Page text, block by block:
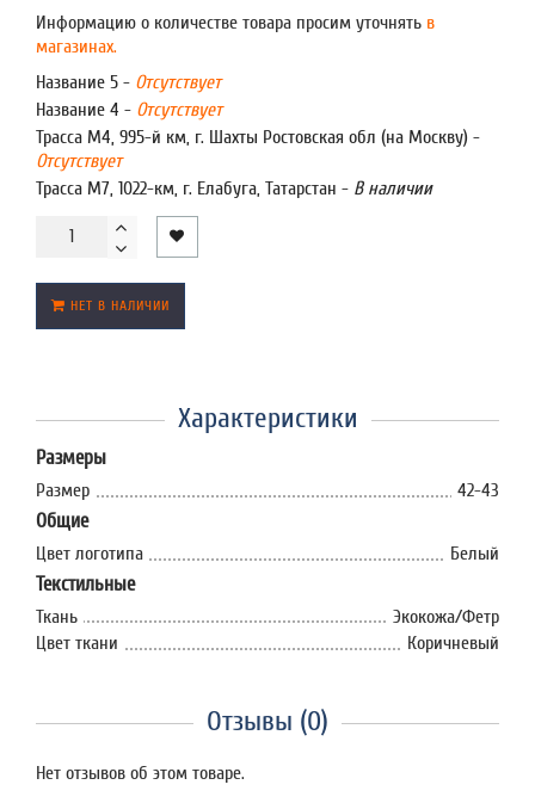
Информацию о количестве товара просим уточнять в
магазинах.
Название 5 - Отсутствует
Название 4 - Отсутствует
Трасса М4, 995-й км, г. Шахты Ростовская обл (на Москву) -
Отсутствует
Трасса М7, 1022-км, г. Елабуга, Татарстан - В наличии
НЕТ В НАЛИЧИИ
Характеристики
Размеры
Размер 42-43
Общие
Цвет логотипа Белый
Текстильные
Ткань
Экокожа/Фетр
Цвет ткани
Коричневый
Отзывы (0)
Нет отзывов об этом товаре.